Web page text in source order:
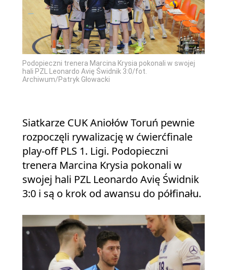
Podopieczni trenera Marcina Krysia pokonali w swojej
hali PZL Leonardo Avię Świdnik 3:0/fot.
Archiwum/Patryk Głowacki
Siatkarze CUK Aniołów Toruń pewnie
rozpoczęli rywalizację w ćwierćfinale
play-off PLS 1. Ligi. Podopieczni
trenera Marcina Krysia pokonali w
swojej hali PZL Leonardo Avię Świdnik
3:0 i są o krok od awansu do półfinału.